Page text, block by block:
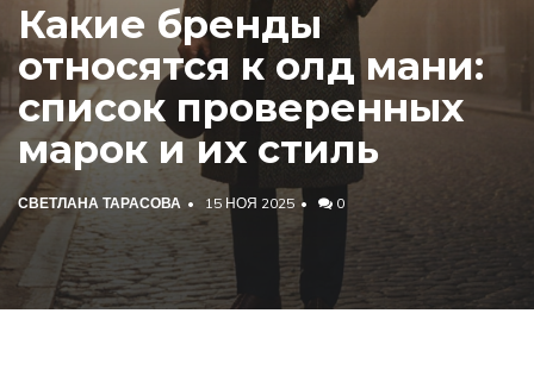
Какие бренды
относятся к олд мани:
список проверенных
марок и их стиль
СВЕТЛАНА ТАРАСОВА 15 НОЯ 2025 0